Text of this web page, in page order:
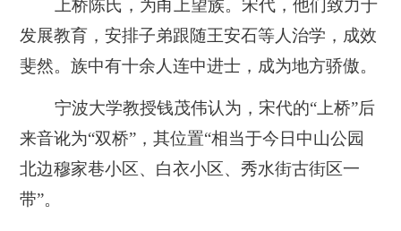
上桥陈氏，为甬上望族。宋代，他们致力于
发展教育，安排子弟跟随王安石等人治学，成效
斐然。族中有十余人连中进士，成为地方骄傲。
宁波大学教授钱茂伟认为，宋代的“上桥”后
来音讹为“双桥”，其位置“相当于今日中山公园
北边穆家巷小区、白衣小区、秀水街古街区一
带”。